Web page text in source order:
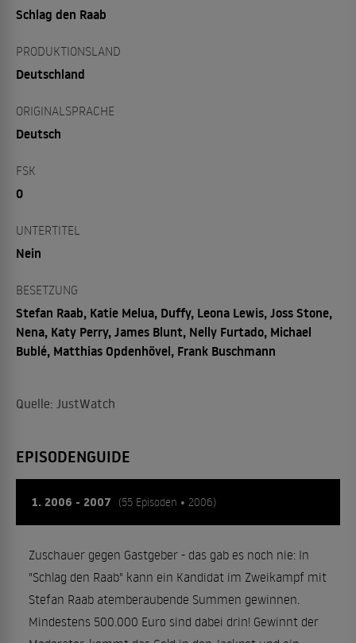
Schlag den Raab
PRODUKTIONSLAND
Deutschland
ORIGINALSPRACHE
Deutsch
FSK
0
UNTERTITEL
Nein
BESETZUNG
Stefan Raab, Katie Melua, Duffy, Leona Lewis, Joss Stone,
Nena, Katy Perry, James Blunt, Nelly Furtado, Michael
Bublé, Matthias Opdenhövel, Frank Buschmann
Quelle: JustWatch
EPISODENGUIDE
1. 2006 - 2007 (55 Episoden • 2006)
Zuschauer gegen Gastgeber - das gab es noch nie: In
"Schlag den Raab" kann ein Kandidat im Zweikampf mit
Stefan Raab atemberaubende Summen gewinnen.
Mindestens 500.000 Euro sind dabei drin! Gewinnt der